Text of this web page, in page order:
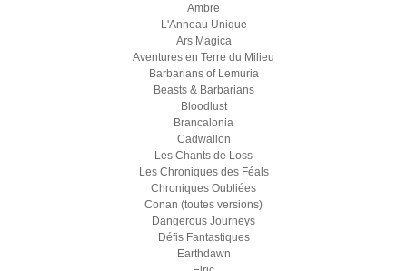
Ambre
L'Anneau Unique
Ars Magica
Aventures en Terre du Milieu
Barbarians of Lemuria
Beasts & Barbarians
Bloodlust
Brancalonia
Cadwallon
Les Chants de Loss
Les Chroniques des Féals
Chroniques Oubliées
Conan (toutes versions)
Dangerous Journeys
Défis Fantastiques
Earthdawn